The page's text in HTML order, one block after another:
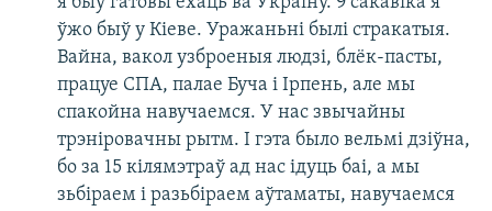
ўжо быў у Кіеве. Уражаньні былі стракатыя.
Вайна, вакол узброеныя людзі, блёк-пасты,
працуе СПА, палае Буча і Ірпень, але мы
спакойна навучаемся. У нас звычайны
трэніровачны рытм. І гэта было вельмі дзіўна,
бо за 15 кілямэтраў ад нас ідуць баі, а мы
зьбіраем і разьбіраем аўтаматы, навучаемся